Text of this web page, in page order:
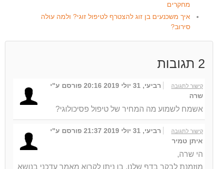
מחקרים
איך משכנעים בן זוג להצטרף לטיפול זוגי? ולמה עולה
סירוב?
2 תגובות
קישור לתגובה רביעי, 31 יולי 2019 20:16
פורסם ע"י
שרה
אשמח לשמוע מה המחיר של טיפול פסיכולוגי?
קישור לתגובה רביעי, 31 יולי 2019 21:37
פורסם ע"י
איתן טמיר
הי שרה,
מוזמנת לבקר בדף שלנו, בו ניתן לקרוא מאמר עדכני בנושא